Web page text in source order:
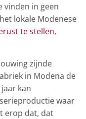
vinden in geen
lokale Modenese
te stellen,
zijnde
in Modena de
kan
waar
erop dat, dat